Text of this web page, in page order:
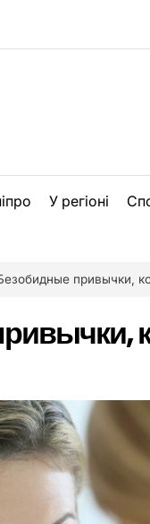
У регіоні
привычки,